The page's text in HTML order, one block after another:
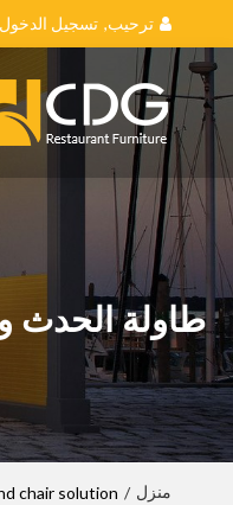
ترحيب, تسجيل الدخول
طاولة الحدث
منزل /
chair solution